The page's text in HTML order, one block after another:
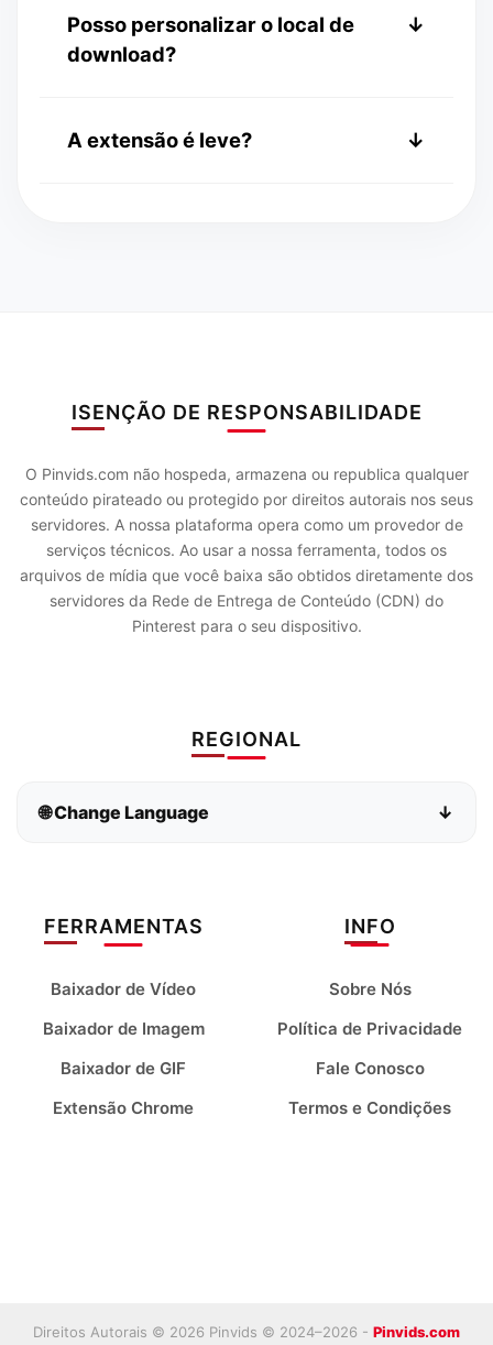
Tente atualizar a página. Se persistir,
reinstale a extensão.
Posso personalizar o local de
download?
↓
Você pode alterar o local de download
padrão nas configurações do seu
A extensão é leve? ↓
ISENÇÃO DE RESPONSABILIDADE
O Pinvids.com não hospeda, armazena ou republica qualquer
conteúdo pirateado ou protegido por direitos autorais nos seus
servidores. A nossa plataforma opera como um provedor de
serviços técnicos. Ao usar a nossa ferramenta, todos os
arquivos de mídia que você baixa são obtidos diretamente dos
servidores da Rede de Entrega de Conteúdo (CDN) do
Pinterest para o seu dispositivo.
REGIONAL
🌐 Change Language ↓
Deutsch English
italiano Kiswahili
magyar Nederlands
FERRAMENTAS
Baixador de Vídeo
Baixador de Imagem
Baixador de GIF
Extensão Chrome
INFO
Sobre Nós
Política de Privacidade
Fale Conosco
Termos e Condições
Direitos Autorais © 2026 Pinvids © 2024–2026 - Pinvids.com